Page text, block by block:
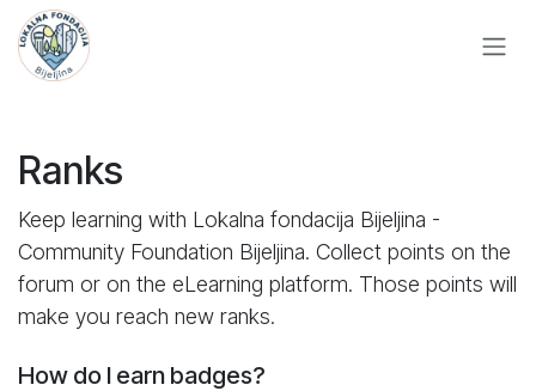
Skip to Content
Ranks
Keep learning with Lokalna fondacija Bijeljina -
Community Foundation Bijeljina. Collect points on the
forum or on the eLearning platform. Those points will
make you reach new ranks.
How do I earn badges?